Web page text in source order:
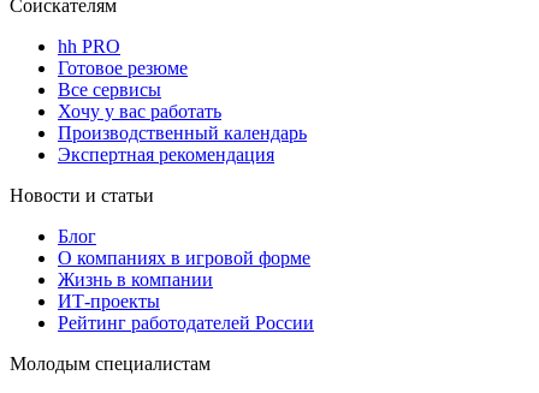
Соискателям
hh PRO
Готовое резюме
Все сервисы
Хочу у вас работать
Производственный календарь
Экспертная рекомендация
Новости и статьи
Блог
О компаниях в игровой форме
Жизнь в компании
ИТ-проекты
Рейтинг работодателей России
Молодым специалистам